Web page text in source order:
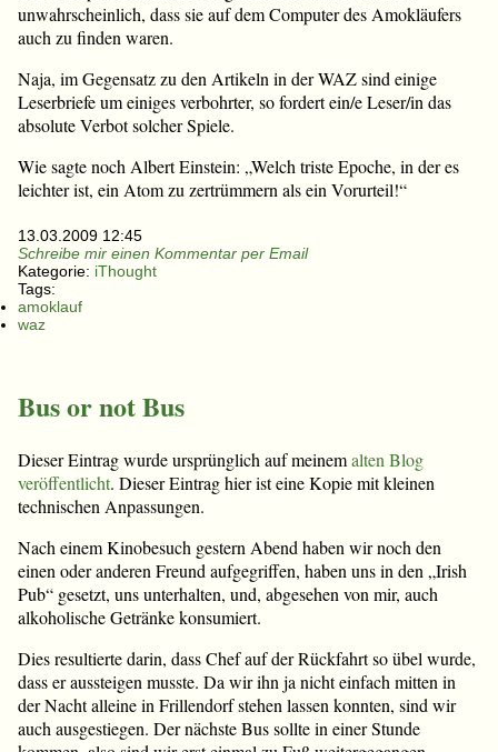
unwahrscheinlich, dass sie auf dem Computer des Amokläufers
auch zu finden waren.
Naja, im Gegensatz zu den Artikeln in der WAZ sind einige
Leserbriefe um einiges verbohrter, so fordert ein/e Leser/in das
absolute Verbot solcher Spiele.
Wie sagte noch Albert Einstein: „Welch triste Epoche, in der es
leichter ist, ein Atom zu zertrümmern als ein Vorurteil!“
13.03.2009 12:45
Schreibe mir einen Kommentar per Email
Kategorie: iThought
Tags:
amoklauf
waz
Bus or not Bus
Dieser Eintrag wurde ursprünglich auf meinemalten Blog
veröffentlicht. Dieser Eintrag hier ist eine Kopie mit kleinen
technischen Anpassungen.
Nach einem Kinobesuch gestern Abend haben wir noch den
einen oder anderen Freund aufgegriffen, haben uns in den „Irish
Pub“ gesetzt, uns unterhalten, und, abgesehen von mir, auch
alkoholische Getränke konsumiert.
Dies resultierte darin, dass Chef auf der Rückfahrt so übel wurde,
dass er aussteigen musste. Da wir ihn ja nicht einfach mitten in
der Nacht alleine in Frillendorf stehen lassen konnten, sind wir
auch ausgestiegen. Der nächste Bus sollte in einer Stunde